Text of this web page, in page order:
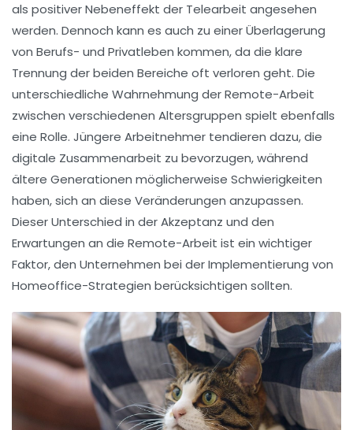
als positiver Nebeneffekt der Telearbeit angesehen
werden. Dennoch kann es auch zu einer Überlagerung
von Berufs- und Privatleben kommen, da die klare
Trennung der beiden Bereiche oft verloren geht. Die
unterschiedliche Wahrnehmung der Remote-Arbeit
zwischen verschiedenen Altersgruppen spielt ebenfalls
eine Rolle. Jüngere Arbeitnehmer tendieren dazu, die
digitale Zusammenarbeit zu bevorzugen, während
ältere Generationen möglicherweise Schwierigkeiten
haben, sich an diese Veränderungen anzupassen.
Dieser Unterschied in derAkzeptanz und den
Erwartungen an die Remote-Arbeit ist ein wichtiger
Faktor, den Unternehmen bei der Implementierung von
Homeoffice-Strategien berücksichtigen sollten.